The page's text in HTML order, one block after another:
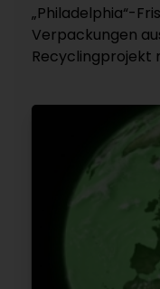
„Philadelphia“-
Verpackungen
Recyclingprojekt